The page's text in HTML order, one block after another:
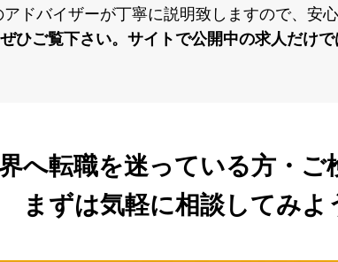
歴は関係なく、これから「タクシードライ
）を通すことで書類選考免除にて⾯接に進